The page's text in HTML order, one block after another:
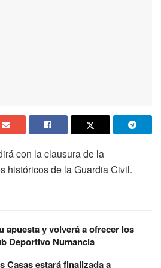
con la clausura de la
históricos de la Guardia Civil.
apuesta y volverá a ofrecer los
Deportivo Numancia
Casas estará finalizada a